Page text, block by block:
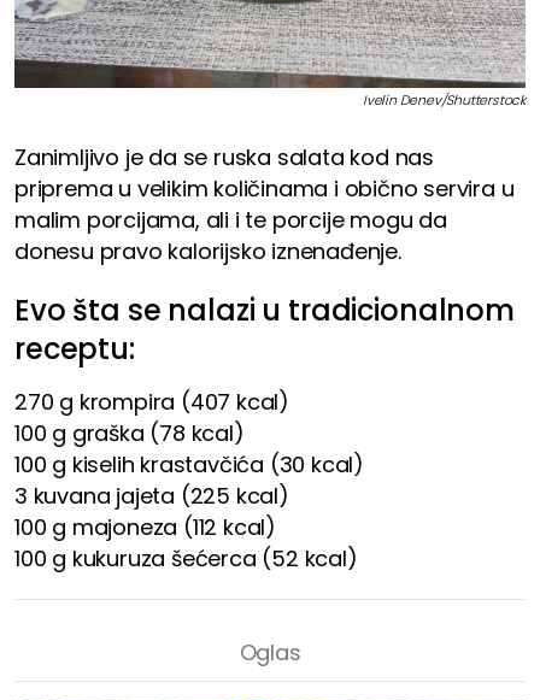
Ivelin Denev/Shutterstock
Zanimljivo je da se ruska salata kod nas
priprema u velikim količinama i obično servira u
malim porcijama, ali i te porcije mogu da
donesu pravo kalorijsko iznenađenje.
Evo šta se nalazi u tradicionalnom
receptu:
270 g krompira (407 kcal)
100 g graška (78 kcal)
100 g kiselih krastavčića (30 kcal)
3 kuvana jajeta (225 kcal)
100 g majoneza (112 kcal)
100 g kukuruza šećerca (52 kcal)